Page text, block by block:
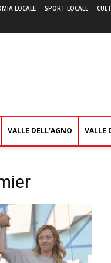
LOCALE SPORT LOCALE
VALLE DELL’AGNO VALLE